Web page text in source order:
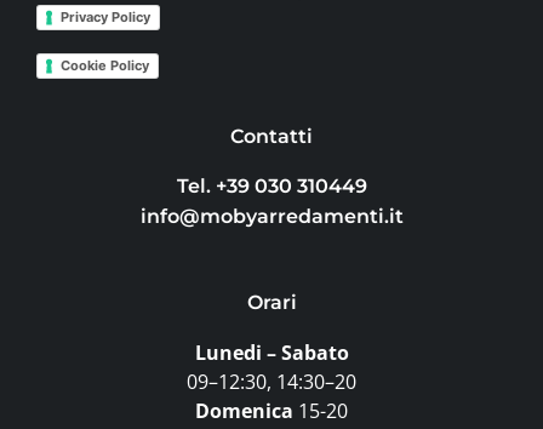
Privacy Policy
Cookie Policy
Contatti
Tel. +39 030 310449
info@mobyarredamenti.it
Orari
Lunedi – Sabato
09–12:30, 14:30–20
Domenica 15-20